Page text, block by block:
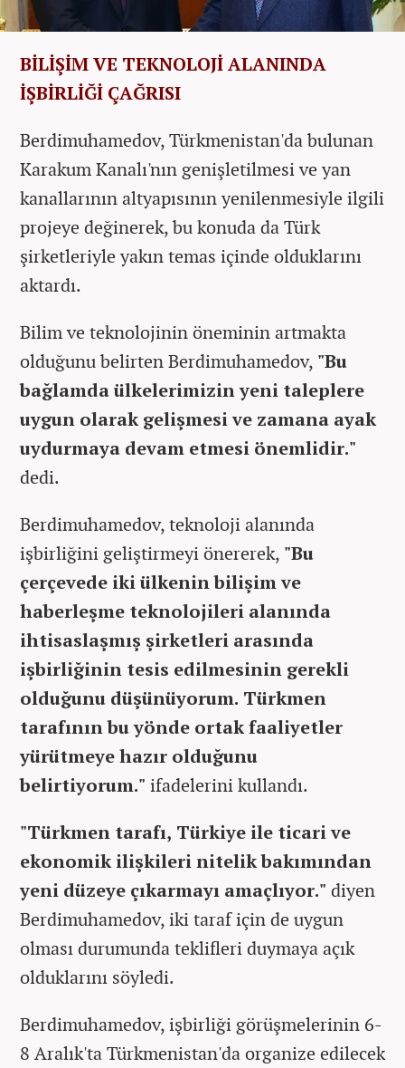
BİLİŞİM VE TEKNOLOJİ ALANINDA
İŞBİRLİĞİ ÇAĞRISI
Berdimuhamedov, Türkmenistan'da bulunan
Karakum Kanalı'nın genişletilmesi ve yan
kanallarının altyapısının yenilenmesiyle ilgili
projeye değinerek, bu konuda da Türk
şirketleriyle yakın temas içinde olduklarını
aktardı.
Bilim ve teknolojinin öneminin artmakta
olduğunu belirten Berdimuhamedov, "Bu
bağlamda ülkelerimizin yeni taleplere
uygun olarak gelişmesi ve zamana ayak
uydurmaya devam etmesi önemlidir."
dedi.
Berdimuhamedov, teknoloji alanında
işbirliğini geliştirmeyi önererek, "Bu
çerçevede iki ülkenin bilişim ve
haberleşme teknolojileri alanında
ihtisaslaşmış şirketleri arasında
işbirliğinin tesis edilmesinin gerekli
olduğunu düşünüyorum. Türkmen
tarafının bu yönde ortak faaliyetler
yürütmeye hazır olduğunu
belirtiyorum." ifadelerini kullandı.
"Türkmen tarafı, Türkiye ile ticari ve
ekonomik ilişkileri nitelik bakımından
yeni düzeye çıkarmayı amaçlıyor." diyen
Berdimuhamedov, iki taraf için de uygun
olması durumunda teklifleri duymaya açık
olduklarını söyledi.
Berdimuhamedov, işbirliği görüşmelerinin 6-
8 Aralık'ta Türkmenistan'da organize edilecek